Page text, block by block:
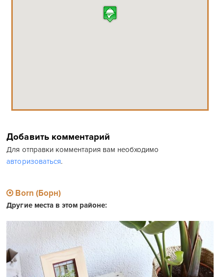
Добавить комментарий
Для отправки комментария вам необходимо
авторизоваться.
Born (Борн)
Другие места в этом районе: